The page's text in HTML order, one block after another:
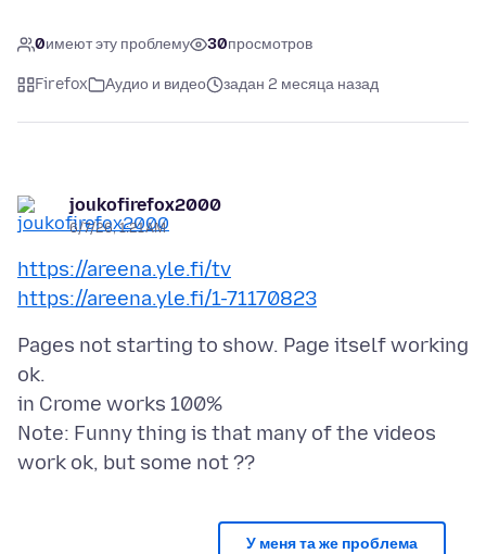
0имеют эту проблему 30просмотров
Firefox Аудио и видео задан 2 месяца назад
joukofirefox2000
6/7/26, 1:21 AM
https://areena.yle.fi/tv
https://areena.yle.fi/1-71170823
Pages not starting to show. Page itself working
ok.
in Crome works 100%
Note: Funny thing is that many of the videos
У меня та же проблема